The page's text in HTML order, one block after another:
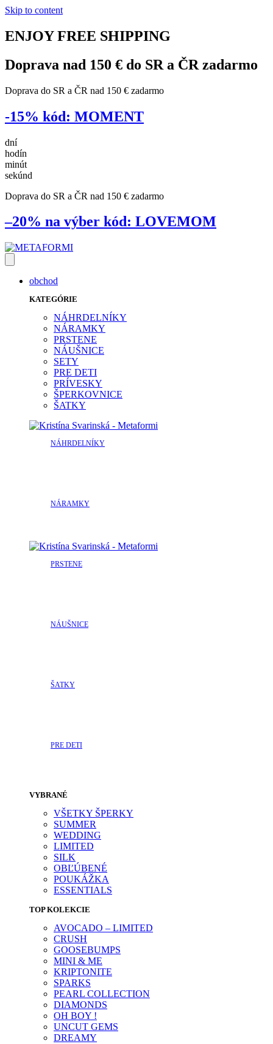
Skip to content
ENJOY FREE SHIPPING
Doprava nad 150 € do SR a ČR zadarmo
Doprava do SR a ČR nad 150 € zadarmo
-15% kód: MOMENT
dní
hodín
minút
sekúnd
Doprava do SR a ČR nad 150 € zadarmo
–20% na výber kód: LOVEMOM
obchod
KATEGÓRIE
NÁHRDELNÍKY
NÁRAMKY
PRSTENE
NÁUŠNICE
SETY
PRE DETI
PRÍVESKY
ŠPERKOVNICE
ŠATKY
NÁHRDELNÍKY
NÁRAMKY
PRSTENE
NÁUŠNICE
ŠATKY
PRE DETI
VYBRANÉ
VŠETKY ŠPERKY
SUMMER
WEDDING
LIMITED
SILK
OBĽÚBENÉ
POUKÁŽKA
ESSENTIALS
TOP KOLEKCIE
AVOCADO – LIMITED
CRUSH
GOOSEBUMPS
MINI & ME
KRIPTONITE
SPARKS
PEARL COLLECTION
DIAMONDS
OH BOY !
UNCUT GEMS
DREAMY